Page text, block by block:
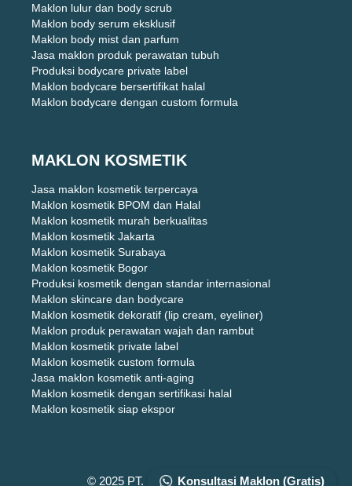
Maklon lulur dan body scrub
Maklon body serum eksklusif
Maklon body mist dan parfum
Jasa maklon produk perawatan tubuh
Produksi bodycare private label
Maklon bodycare bersertifikat halal
Maklon bodycare dengan custom formula
MAKLON KOSMETIK
Jasa maklon kosmetik terpercaya
Maklon kosmetik BPOM dan Halal
Maklon kosmetik murah berkualitas
Maklon kosmetik Jakarta
Maklon kosmetik Surabaya
Maklon kosmetik Bogor
Produksi kosmetik dengan standar internasional
Maklon skincare dan bodycare
Maklon kosmetik dekoratif (lip cream, eyeliner)
Maklon produk perawatan wajah dan rambut
Maklon kosmetik private label
Maklon kosmetik custom formula
Jasa maklon kosmetik anti-aging
Maklon kosmetik dengan sertifikasi halal
Maklon kosmetik siap ekspor
© 2025 PT. DIZZA KARYA UTAMA
Konsultasi Maklon (Gratis)